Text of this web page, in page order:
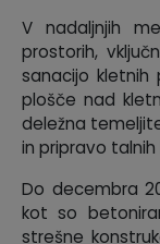
V nadaljnjih
prostorih,
sanacijo
plošče nad
deležna
in pripravo talnih
Do decembra
kot so
strešne